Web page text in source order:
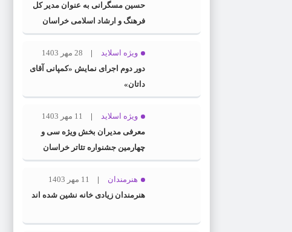
حسین مسگرانی به عنوان مدیر کل
فرهنگ و ارشاد اسلامی خراسان
رضوی معرفی شد
ویژه اسلاید
28 مهر 1403
دور دوم اجرای نمایش «کمپانی آقای
داتان»
ویژه اسلاید
11 مهر 1403
معرفی مدیران بخش ویژه سی و
چهارمین جشنواره تئاتر خراسان
رضوی
هنرمندان
11 مهر 1403
هنرمندان زیادی خانه نشین شده اند